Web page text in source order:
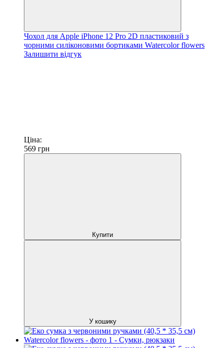
Чохол для Apple iPhone 12 Pro 2D пластиковий з
чорними силіконовими бортиками Watercolor flowers
Залишити відгук
Ціна:
569 грн
Купити
У кошику